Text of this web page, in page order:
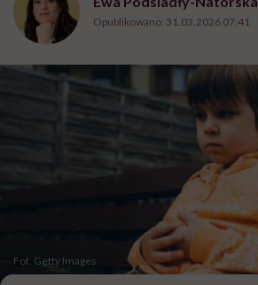
Opublikowano: 31.03.2026 07:41
Fot. Getty Images